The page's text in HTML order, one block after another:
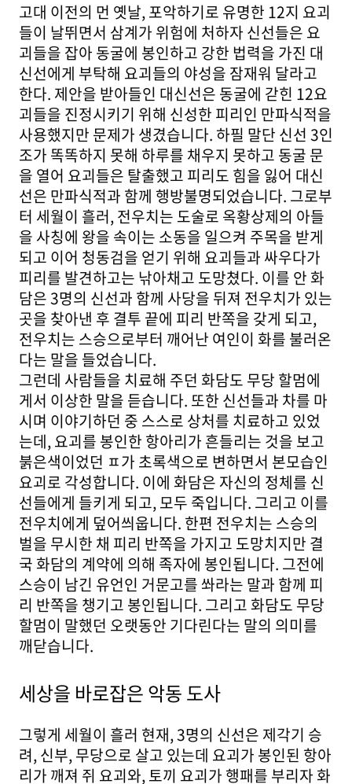
고대 이전의 먼 옛날, 포악하기로 유명한 12지 요괴
들이 날뛰면서 삼계가 위험에 처하자 신선들은 요
괴들을 잡아 동굴에 봉인하고 강한 법력을 가진 대
신선에게 부탁해 요괴들의 야성을 잠재워 달라고
한다. 제안을 받아들인 대신선은 동굴에 갇힌 12요
괴들을 진정시키기 위해 신성한 피리인 만파식적을
사용했지만 문제가 생겼습니다. 하필 말단 신선 3인
조가 똑똑하지 못해 하루를 채우지 못하고 동굴 문
을 열어 요괴들은 탈출했고 피리도 힘을 잃어 대신
선은 만파식적과 함께 행방불명되었습니다. 그로부
터 세월이 흘러, 전우치는 도술로 옥황상제의 아들
을 사칭에 왕을 속이는 소동을 일으켜 주목을 받게
되고 이어 청동검을 얻기 위해 요괴들과 싸우다가
피리를 발견하고는 낚아채고 도망쳤다. 이를 안 화
담은 3명의 신선과 함께 사당을 뒤져 전우치가 있는
곳을 찾아낸 후 결투 끝에 피리 반쪽을 갖게 되고,
전우치는 스승으로부터 깨어난 여인이 화를 불러온
다는 말을 들었습니다.
그런데 사람들을 치료해 주던 화담도 무당 할멈에
게서 이상한 말을 듣습니다. 또한 신선들과 차를 마
시며 이야기하던 중 스스로 상처를 치료하고 있었
는데, 요괴를 봉인한 항아리가 흔들리는 것을 보고
붉은색이었던 ㅍ가 초록색으로 변하면서 본모습인
요괴로 각성합니다. 이에 화담은 자신의 정체를 신
선들에게 들키게 되고, 모두 죽입니다. 그리고 이를
전우치에게 덮어씌웁니다. 한편 전우치는 스승의
벌을 무시한 채 피리 반쪽을 가지고 도망치지만 결
국 화담의 계약에 의해 족자에 봉인됩니다. 그전에
스승이 남긴 유언인 거문고를 쏴라는 말과 함께 피
리 반쪽을 챙기고 봉인됩니다. 그리고 화담도 무당
할멈이 말했던 오랫동안 기다린다는 말의 의미를
깨닫습니다.
세상을 바로잡은 악동 도사
그렇게 세월이 흘러 현재, 3명의 신선은 제각기 승
려, 신부, 무당으로 살고 있는데 요괴가 봉인된 항아
리가 깨져 쥐 요괴와, 토끼 요괴가 행패를 부리자 화